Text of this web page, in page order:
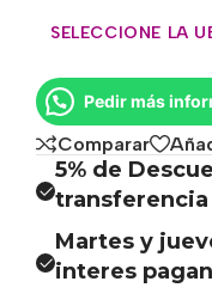
SELECCIONE LA
Pedir más
Comparar
5% de
transferencia
Martes y
interes